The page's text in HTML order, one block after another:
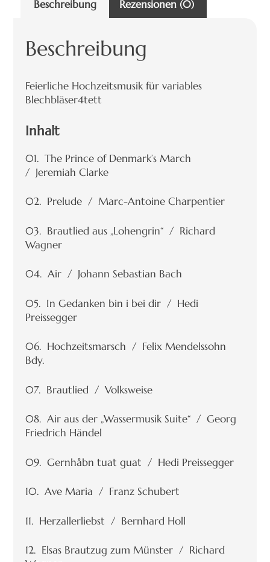
Beschreibung Rezensionen (0)
Beschreibung
Feierliche Hochzeitsmusik für variables
Blechbläser4tett
Inhalt
01. The Prince of Denmark’s March
/ Jeremiah Clarke
02. Prelude / Marc-Antoine Charpentier
03. Brautlied aus „Lohengrin“ / Richard
Wagner
04. Air / Johann Sebastian Bach
05. In Gedanken bin i bei dir / Hedi
Preissegger
06. Hochzeitsmarsch / Felix Mendelssohn
Bdy.
07. Brautlied / Volksweise
08. Air aus der „Wassermusik Suite“ / Georg
Friedrich Händel
09. Gernhåbn tuat guat / Hedi Preissegger
10. Ave Maria / Franz Schubert
11. Herzallerliebst / Bernhard Holl
12. Elsas Brautzug zum Münster / Richard